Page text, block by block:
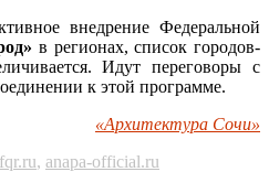
внедрение Федеральной
в регионах, список городов-
Идут переговоры с
к этой программе.
«Архитектура Сочи»
, anapa-official.ru